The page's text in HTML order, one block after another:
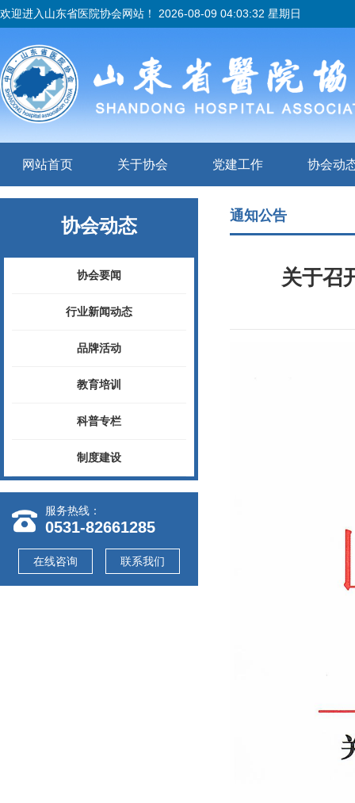
欢迎进入山东省医院协会网站！ 2026-08-09 04:03:33 星期日
网站首页 关于协会 党建工作 协会动
协会动态
协会要闻
行业新闻动态
品牌活动
教育培训
科普专栏
制度建设
服务热线：
0531-82661285
在线咨询 联系我们
通知公告
关于召